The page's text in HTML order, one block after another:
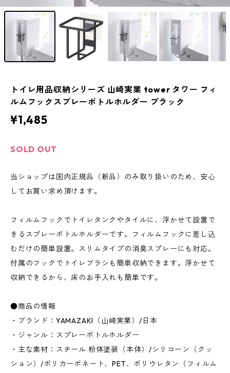
トイレ用品収納シリーズ 山崎実業 tower タワー フィ
ルムフックスプレーボトルホルダー ブラック
¥1,485
SOLD OUT
当ショップは国内正規品（新品）のみ取り扱いのため、安心
してお買い求め頂けます。
フィルムフックでトイレタンクやタイルに、浮かせて設置で
きるスプレーボトルホルダーです。フィルムフックに差し込
むだけの簡単設置。スリムタイプの消臭スプレーにも対応。
付属のフックでトイレブラシも簡単収納できます。浮かせて
収納できるから、床のお手入れも簡単です。
●商品の情報
・ブランド：YAMAZAKI（山崎実業）/日本
・ジャンル：スプレーボトルホルダー
・主な素材：スチール 粉体塗装（本体）/シリコーン（クッ
ション）/ポリカーボネート、PET、ポリウレタン（フィルム